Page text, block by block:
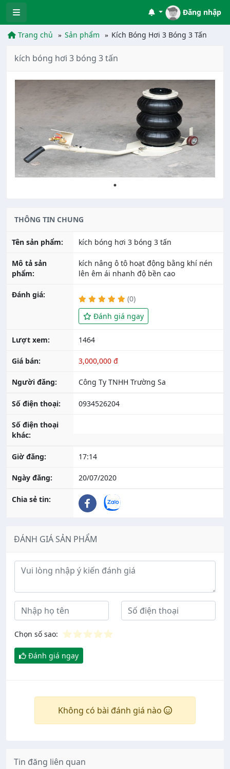
Đăng nhập
Trang chủ Sản phẩm Kích Bóng Hơi 3 Bóng 3 Tấn
kích bóng hơi 3 bóng 3 tấn
THÔNG TIN CHUNG
Tên sản phẩm: kích bóng hơi 3 bóng 3 tấn
Mô tả sản
phẩm:
kích nâng ô tô hoạt động bằng khí nén
lên êm ái nhanh độ bền cao
Đánh giá:
(0)
Đánh giá ngay
Lượt xem: 1464
Giá bán: 3,000,000 đ
Người đăng: Công Ty TNHH Trường Sa
Số điện thoại: 0934526204
Số điện thoại
khác:
Giờ đăng: 17:14
Ngày đăng: 20/07/2020
Chia sẻ tin:
ĐÁNH GIÁ SẢN PHẨM
Ý kiến đánh giá
Chọn số sao: ⭐⭐⭐⭐⭐
Đánh giá ngay
Không có bài đánh giá nào
Tin đăng liên quan